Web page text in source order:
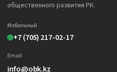
общественного развития РК.
Мобильный
+7 (705) 217-02-17
Email
info@obk.kz